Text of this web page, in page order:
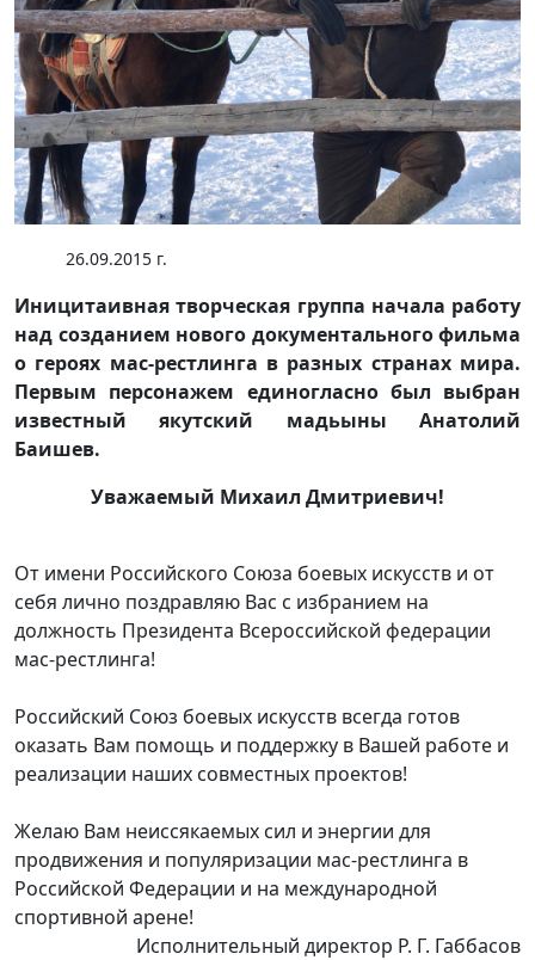
26.09.2015 г.
Иницитаивная творческая группа начала работу
над созданием нового документального фильма
о героях мас-рестлинга в разных странах мира.
Первым персонажем единогласно был выбран
известный якутский мадьыны Анатолий
Баишев.
Уважаемый Михаил Дмитриевич!
От имени Российского Союза боевых искусств и от
себя лично поздравляю Вас с избранием на
должность Президента Всероссийской федерации
мас-рестлинга!
Российский Союз боевых искусств всегда готов
оказать Вам помощь и поддержку в Вашей работе и
реализации наших совместных проектов!
Желаю Вам неиссякаемых сил и энергии для
продвижения и популяризации мас-рестлинга в
Российской Федерации и на международной
спортивной арене!
Исполнительный директор Р. Г. Габбасов